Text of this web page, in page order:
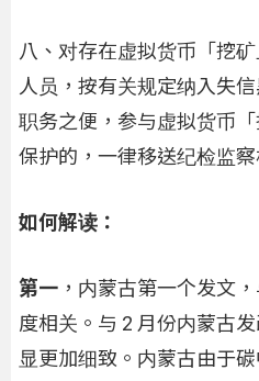
八、对存在虚拟货币「挖
人员，按有关规定纳入失
职务之便，参与虚拟货币
保护的，一律移送纪检监察
如何解读：
第一，内蒙古第一个发文
度相关。与 2 月份内蒙古
显更加细致。内蒙古由于